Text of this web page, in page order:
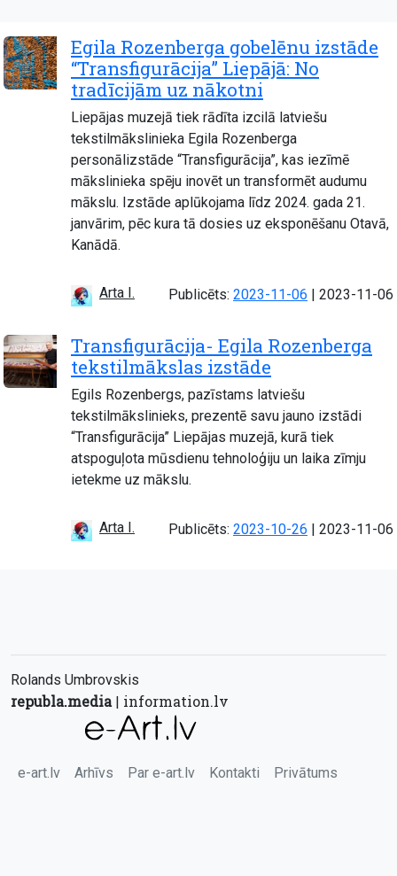
Egila Rozenberga gobelēnu izstāde
“Transfigurācija” Liepājā: No
tradīcijām uz nākotni
Liepājas muzejā tiek rādīta izcilā latviešu
tekstilmākslinieka Egila Rozenberga
personālizstāde “Transfigurācija”, kas iezīmē
mākslinieka spēju inovēt un transformēt audumu
mākslu. Izstāde aplūkojama līdz 2024. gada 21.
janvārim, pēc kura tā dosies uz eksponēšanu Otavā,
Kanādā.
Arta I. Publicēts: 2023-11-06 Atjaunots:
2023-11-06
Transfigurācija- Egila Rozenberga
tekstilmākslas izstāde
Egils Rozenbergs, pazīstams latviešu
tekstilmākslinieks, prezentē savu jauno izstādi
“Transfigurācija” Liepājas muzejā, kurā tiek
atspoguļota mūsdienu tehnoloģiju un laika zīmju
ietekme uz mākslu.
Arta I. Publicēts: 2023-10-26 | Atjaunots:
2023-11-06
Rolands Umbrovskis
republa.media| information.lv
e-art.lv Arhīvs Par e-art.lv Kontakti Privātums